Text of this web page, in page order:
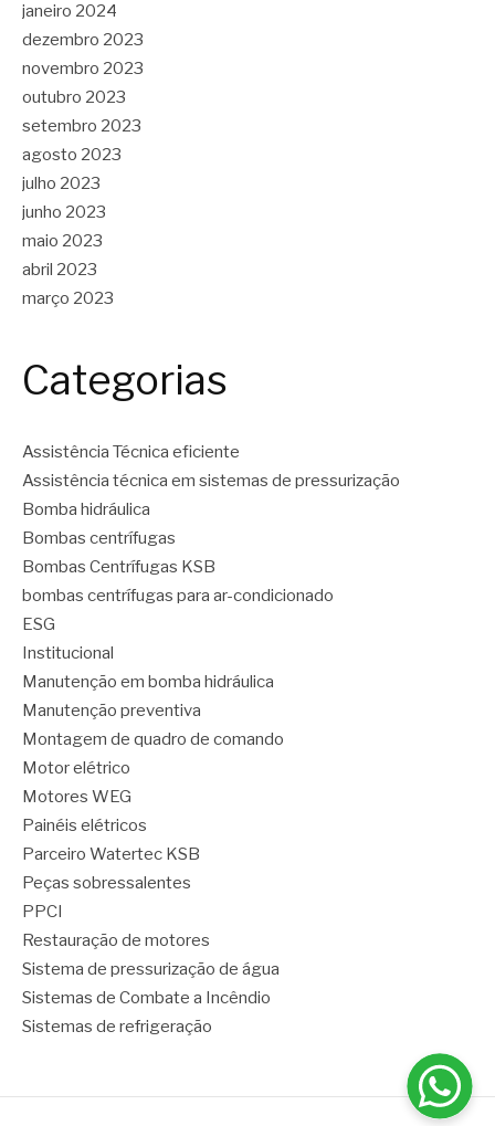
janeiro 2024
dezembro 2023
novembro 2023
outubro 2023
setembro 2023
agosto 2023
julho 2023
junho 2023
maio 2023
abril 2023
março 2023
Categorias
Assistência Técnica eficiente
Assistência técnica em sistemas de pressurização
Bomba hidráulica
Bombas centrífugas
Bombas Centrífugas KSB
bombas centrífugas para ar-condicionado
ESG
Institucional
Manutenção em bomba hidráulica
Manutenção preventiva
Montagem de quadro de comando
Motor elétrico
Motores WEG
Painéis elétricos
Parceiro Watertec KSB
Peças sobressalentes
PPCI
Restauração de motores
Sistema de pressurização de água
Sistemas de Combate a Incêndio
Sistemas de refrigeração